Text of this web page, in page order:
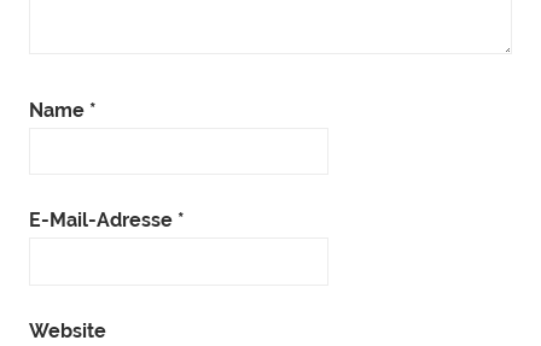
Name *
E-Mail-Adresse *
Website